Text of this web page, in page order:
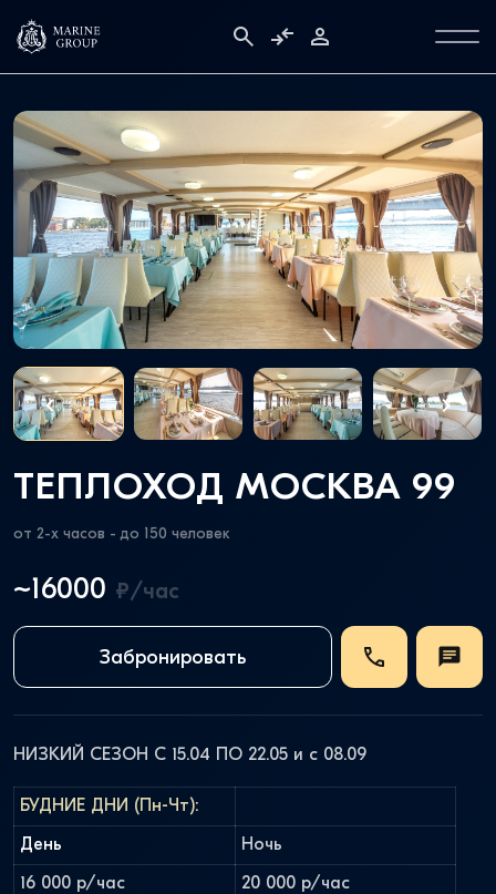
ТЕПЛОХОД МОСКВА 99
от 2-х часов - до 150 человек
~16000 ₽/час
Забронировать
НИЗКИЙ СЕЗОН С 15.04 ПО 22.05 и с 08.09
БУДНИЕ ДНИ (Пн-Чт):
День Ночь
16 000 р/час 20 000 р/час